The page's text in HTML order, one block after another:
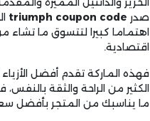
صدر triumph coupon code
اهتماما كبيرا لتتسوق ما تشاء
اقتصادية.
فهذه الماركة تقدم أفضل الأزياء
الكثير من الراحة والثقة
ما يناسبك من المتجر بأفضل